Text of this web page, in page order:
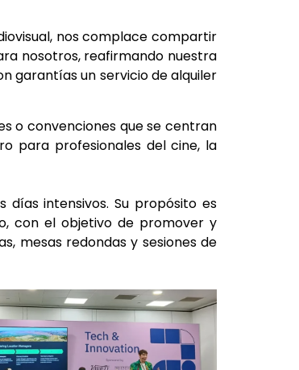
nos complace compartir
nosotros, reafirmando nuestra
garantías un servicio dealquiler
o convenciones que se centran
para profesionales del cine, la
intensivos. Su propósito es
con el objetivo de promover y
mesas redondas y sesiones de